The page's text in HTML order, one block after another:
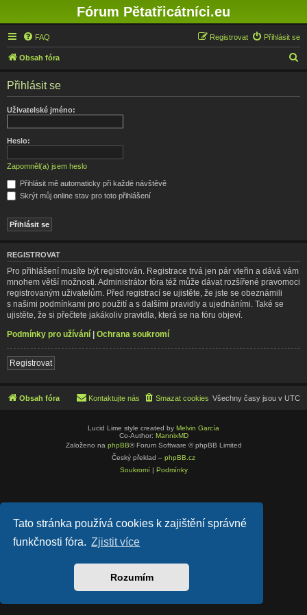
Tato stránka používá cookies k zajištění správné
funkčnosti fóra. Zjistit více
Rozumím
Fórum Pětatřicátníci.eu
FAQ Přihlásit se
Registrovat
Obsah fóra
Přihlásit se
Uživatelské jméno:
Heslo:
Zapomněl(a) jsem heslo
Přihlásit mě automaticky při každé návštěvě
Skrýt můj online stav pro toto přihlášení
REGISTROVAT
Pro přihlášení musíte být registrován. Registrace trvá jen pár vteřin a dává vám
mnohem větší možnosti. Administrátor fóra též může dávat rozšířené pravomoci
registrovaným uživatelům. Před registrací se ujistěte, že jste se obeznámili
s našimi podmínkami pro použití a s dalšími pravidly a ujednáními. Také se
ujistěte, že si přečtete jakákoliv pravidla, která se na fóru objeví.
Podmínky pro užívání | Ochrana soukromí
Registrovat
Obsah fóra Všechny časy jsou v UTC
Smazat cookies
Kontaktujte nás
Lucid Lime style created by Melvin García
Co-Author: MannixMD
Založeno na phpBB® Forum Software © phpBB Limited
Český překlad – phpBB.cz
Soukromí| Podmínky